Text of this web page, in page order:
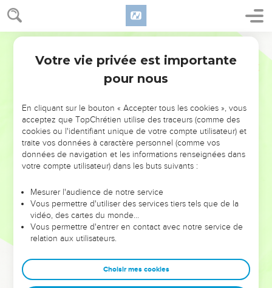
NE MANQUEZ PAS L’ÉVÉNEMENT
DE L’ANNÉE !
ET SI LEURS ERREURS POUVAIENT VOUS ÉVITER LES
VOTRES ?
leur foi ou leur vision. Mais on voit moins les doutes, les erreurs
et les saisons difficiles qu'ils ont traversés, alors même que ce
sont elles qui les ont façonnés.
Dans cette conférence, leaders, entrepreneurs, et responsables
clés pour avancer avec plus de sagesse afin que leurs erreurs
deviennent vos tremplins. Que vous guidiez un ministère, une
Votre vie privée est importante
pour nous
En cliquant sur le bouton « Accepter tous les cookies », vous
acceptez que TopChrétien utilise des traceurs (comme des
cookies ou l'identifiant unique de votre compte utilisateur) et
traite vos données à caractère personnel (comme vos
données de navigation et les informations renseignées dans
votre compte utilisateur) dans les buts suivants :
Mesurer l'audience de notre service
Vous permettre d'utiliser des services tiers tels que de la
vidéo, des cartes du monde…
Vous permettre d'entrer en contact avec notre service de
relation aux utilisateurs.
Choisir mes cookies